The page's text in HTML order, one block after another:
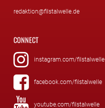
redaktion@filstalwelle.de
CONNECT
instagram.com/filstalwelle
facebook.com/filstalwelle
youtube.com/filstalwelle